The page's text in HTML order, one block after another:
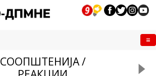
СООПШТЕНИЈА /